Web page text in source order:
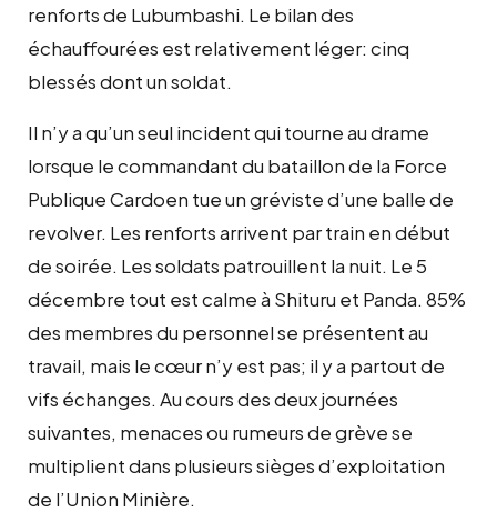
renforts de Lubumbashi. Le bilan des
échauffourées est relativement léger: cinq
blessés dont un soldat.
Il n’y a qu’un seul incident qui tourne au drame
lorsque le commandant du bataillon de la Force
Publique Cardoen tue un gréviste d’une balle de
revolver. Les renforts arrivent par train en début
de soirée. Les soldats patrouillent la nuit. Le 5
décembre tout est calme à Shituru et Panda. 85%
des membres du personnel se présentent au
travail, mais le cœur n’y est pas; il y a partout de
vifs échanges. Au cours des deux journées
suivantes, menaces ou rumeurs de grève se
multiplient dans plusieurs sièges d’exploitation
de l’Union Minière.